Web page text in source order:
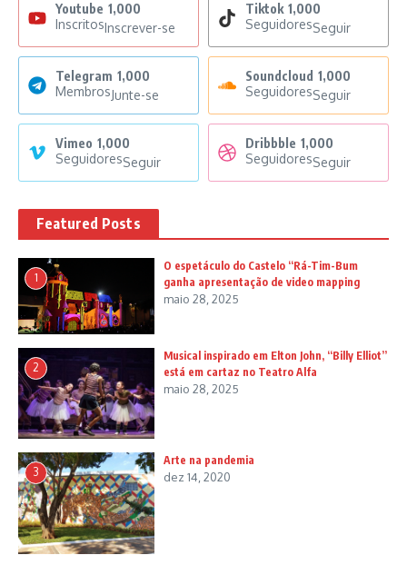
Youtube 1,000
InscritosInscrever-se
Tiktok 1,000
SeguidoresSeguir
Telegram 1,000
MembrosJunte-se
Soundcloud 1,000
SeguidoresSeguir
Vimeo 1,000
SeguidoresSeguir
Dribbble 1,000
SeguidoresSeguir
Featured Posts
1
O espetáculo do Castelo “Rá-Tim-Bum
ganha apresentação de video mapping
maio 28, 2025
2
Musical inspirado em Elton John, “Billy Elliot”
está em cartaz no Teatro Alfa
maio 28, 2025
3
Arte na pandemia
dez 14, 2020